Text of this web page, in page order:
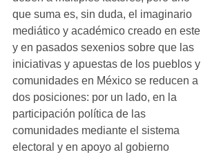
que suma es, sin duda, el imaginario
mediático y académico creado en este
y en pasados sexenios sobre que las
iniciativas y apuestas de los pueblos y
comunidades en México se reducen a
dos posiciones: por un lado, en la
participación política de las
comunidades mediante el sistema
electoral y en apoyo al gobierno